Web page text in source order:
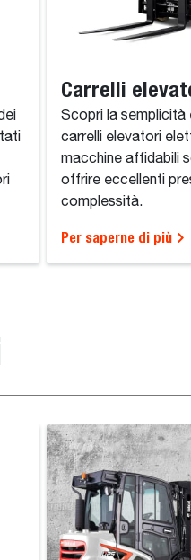
Carrelli
Scopri la semplicità
carrelli elevatori
macchine affidabili
offrire eccellenti
complessità.
Per saperne di più